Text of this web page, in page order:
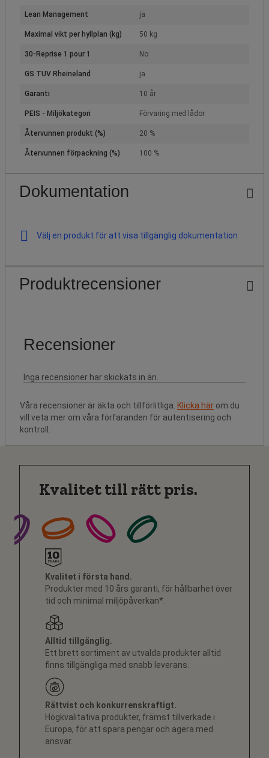
Lean Management ja
Maximal vikt per hyllplan (kg) 50 kg
30-Reprise 1 pour 1 No
GS TUV Rheineland ja
Garanti 10 år
PEIS - Miljökategori Förvaring med lådor
Återvunnen produkt (%) 20 %
Återvunnen förpackning (%) 100 %
Dokumentation
Välj en produkt för att visa tillgänglig dokumentation
Produktrecensioner
Våra recensioner är äkta och tillförlitliga. Klicka här om du
vill veta mer om våra förfaranden för autentisering och
kontroll.
Kvalitet till rätt pris.
Kvalitet i första hand.
Produkter med 10 års garanti, för hållbarhet över
tid och minimal miljöpåverkan*.
Alltid tillgänglig.
Ett brett sortiment av utvalda produkter alltid
finns tillgängliga med snabb leverans.
Rättvist och konkurrenskraftigt.
Högkvalitativa produkter, främst tillverkade i
Europa, för att spara pengar och agera med
ansvar.